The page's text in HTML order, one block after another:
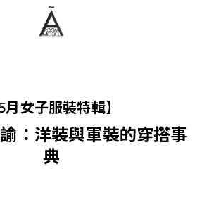
5月女子服裝特輯】
：洋裝與軍裝的穿搭事
典